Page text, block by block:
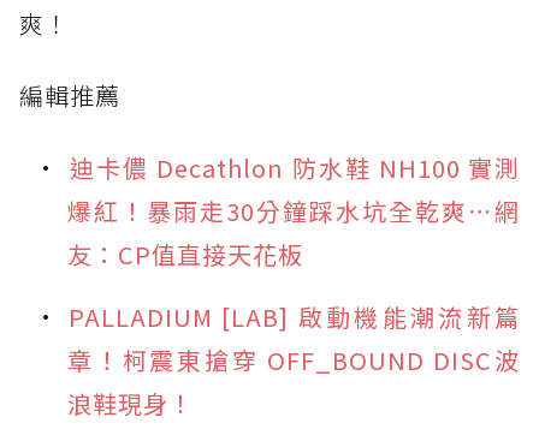
爽！
編輯推薦
迪卡儂 Decathlon 防水鞋 NH100 實測
爆紅！暴雨走30分鐘踩水坑全乾爽⋯網
友：CP值直接天花板
PALLADIUM [LAB] 啟動機能潮流新篇
章！柯震東搶穿 OFF_BOUND DISC波
浪鞋現身！